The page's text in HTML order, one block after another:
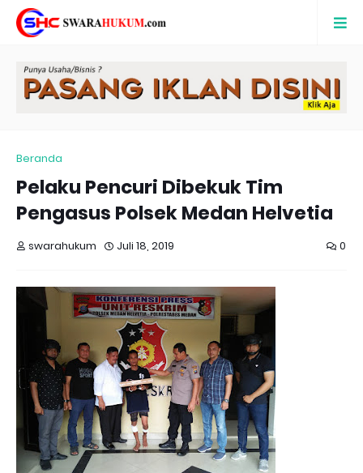
Beranda
Pelaku Pencuri Dibekuk Tim
Pengasus Polsek Medan Helvetia
swarahukum Juli 18, 2019 0